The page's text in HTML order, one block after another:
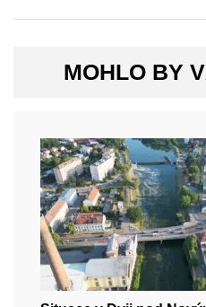
MOHLO BY